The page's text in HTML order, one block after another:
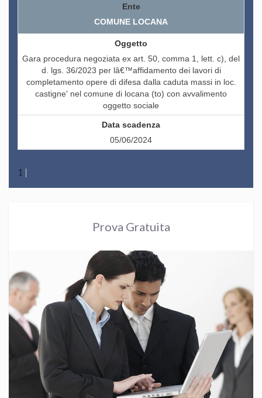
COMUNE LOCANA
Gara procedura negoziata ex art. 50, comma 1, lett. c), del
d. lgs. 36/2023 per lâ€™affidamento dei lavori di
completamento opere di difesa dalla caduta massi in loc.
castigne' nel comune di locana (to) con avvalimento
oggetto sociale
05/06/2024
1 |
Prova Gratuita